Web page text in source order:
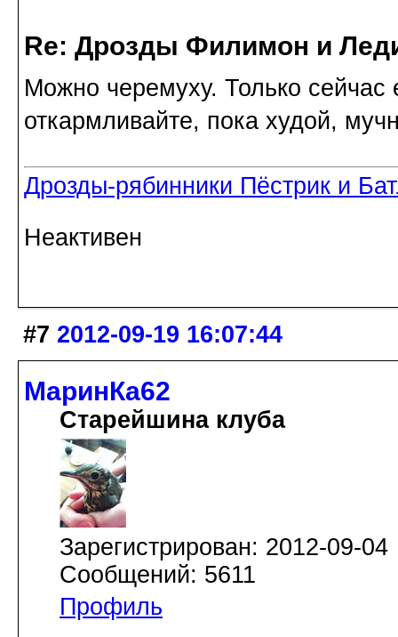
Re: Дрозды Филимон и
Можно черемуху. Только
откармливайте, пока худой,
Дрозды-рябинники Пёстрик и
Неактивен
#7 2012-09-19 16:07:44
МаринКа62
Старейшина клуба
Зарегистрирован: 2012-09-04
Сообщений: 5611
Профиль